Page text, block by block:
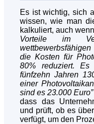
Es ist wichtig, sich
wissen, wie man
kalkuliert, auch
Vorteile im
die Kosten für
80% reduziert.
fünfzehn Jahren
einer
sind es 23.000 Euro”
dass das
und prüft, ob es
verfügt, um den